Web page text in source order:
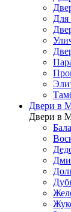
Для
Двери в
Двери в